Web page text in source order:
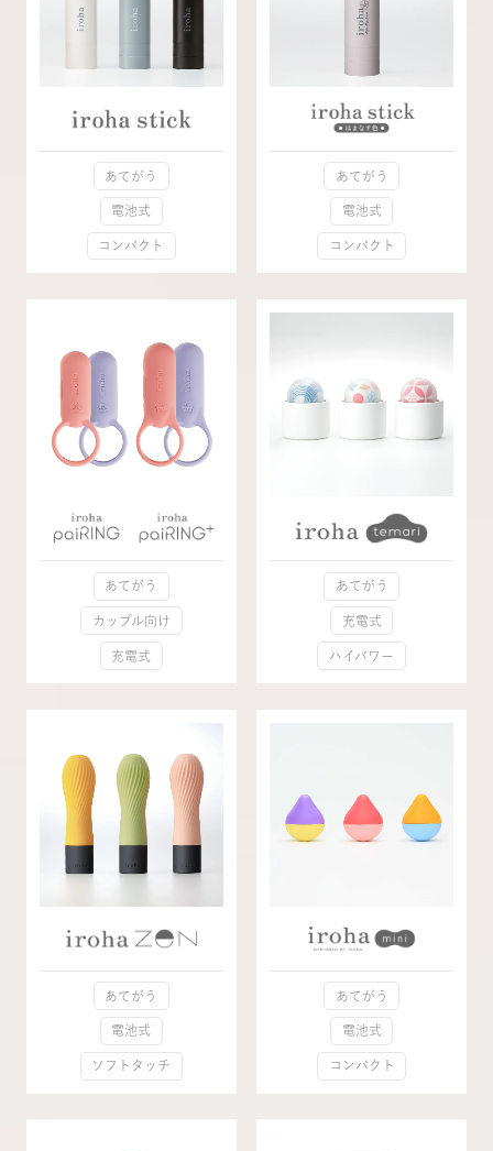
あてがう
電池式
コンパクト
あてがう
電池式
コンパクト
あてがう
カップル向け
充電式
あてがう
充電式
ハイパワー
あてがう
電池式
ソフトタッチ
あてがう
電池式
コンパクト